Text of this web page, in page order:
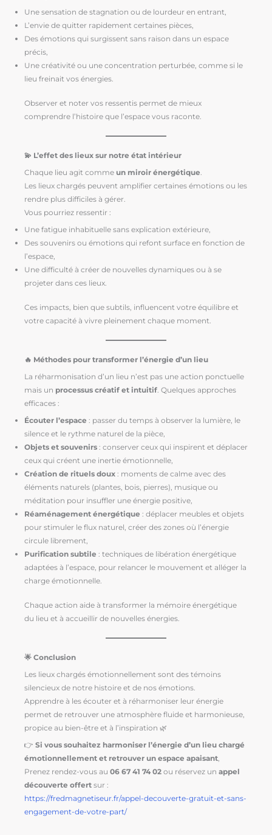
Une sensation de stagnation ou de lourdeur en entrant,
L’envie de quitter rapidement certaines pièces,
Des émotions qui surgissent sans raison dans un espace
précis,
Une créativité ou une concentration perturbée, comme si le
lieu freinait vos énergies.
Observer et noter vos ressentis permet de mieux
comprendre l’histoire que l’espace vous raconte.
💫 L’effet des lieux sur notre état intérieur
Chaque lieu agit comme un miroir énergétique.
Les lieux chargés peuvent amplifier certaines émotions ou les
rendre plus difficiles à gérer.
Vous pourriez ressentir :
Une fatigue inhabituelle sans explication extérieure,
Des souvenirs ou émotions qui refont surface en fonction de
l’espace,
Une difficulté à créer de nouvelles dynamiques ou à se
projeter dans ces lieux.
Ces impacts, bien que subtils, influencent votre équilibre et
votre capacité à vivre pleinement chaque moment.
🔥 Méthodes pour transformer l’énergie d’un lieu
La réharmonisation d’un lieu n’est pas une action ponctuelle
mais un processus créatif et intuitif. Quelques approches
efficaces :
Écouter l’espace : passer du temps à observer la lumière, le
silence et le rythme naturel de la pièce,
Objets et souvenirs : conserver ceux qui inspirent et déplacer
ceux qui créent une inertie émotionnelle,
Création de rituels doux : moments de calme avec des
éléments naturels (plantes, bois, pierres), musique ou
méditation pour insuffler une énergie positive,
Réaménagement énergétique : déplacer meubles et objets
pour stimuler le flux naturel, créer des zones où l’énergie
circule librement,
Purification subtile : techniques de libération énergétique
adaptées à l’espace, pour relancer le mouvement et alléger la
charge émotionnelle.
Chaque action aide à transformer la mémoire énergétique
du lieu et à accueillir de nouvelles énergies.
🌟 Conclusion
Les lieux chargés émotionnellement sont des témoins
silencieux de notre histoire et de nos émotions.
Apprendre à les écouter et à réharmoniser leur énergie
permet de retrouver une atmosphère fluide et harmonieuse,
propice au bien-être et à l’inspiration 🌿
👉 Si vous souhaitez harmoniser l’énergie d’un lieu chargé
émotionnellement et retrouver un espace apaisant,
Prenez rendez-vous au 06 67 41 74 02 ou réservez un appel
découverte offert sur :
https://fredmagnetiseur.fr/appel-decouverte-gratuit-et-sans-
engagement-de-votre-part/